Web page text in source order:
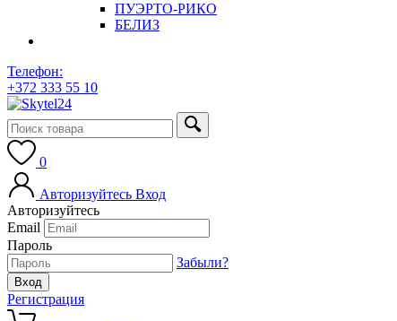
ПУЭРТО-РИКО
БЕЛИЗ
Телефон:
+372 333 55 10
0
Авторизуйтесь Вход
Авторизуйтесь
Email
Пароль
Забыли?
Регистрация